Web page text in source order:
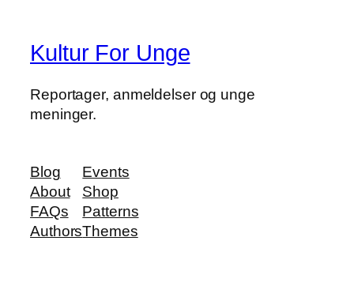
Kultur For Unge
Reportager, anmeldelser og unge
meninger.
Blog
About
FAQs
Authors
Events
Shop
Patterns
Themes